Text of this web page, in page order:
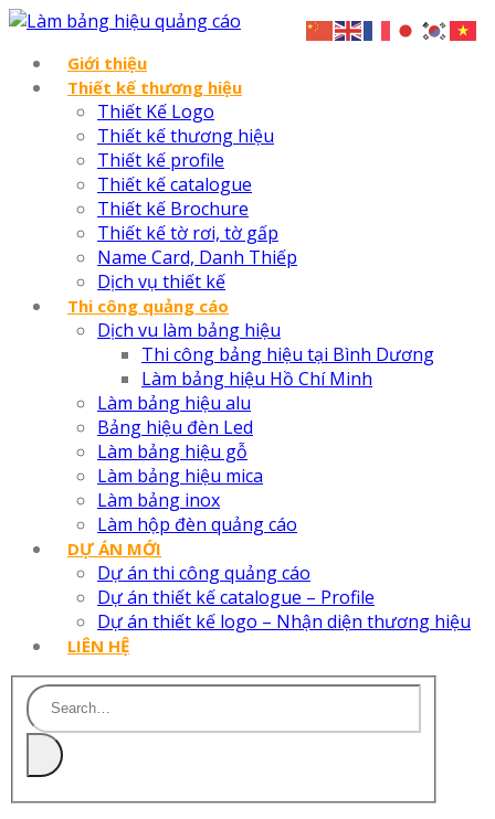
Giới thiệu
Thiết kế thương hiệu
Thiết Kế Logo
Thiết kế thương hiệu
Thiết kế profile
Thiết kế catalogue
Thiết kế Brochure
Thiết kế tờ rơi, tờ gấp
Name Card, Danh Thiếp
Dịch vụ thiết kế
Thi công quảng cáo
Dịch vu làm bảng hiệu
Thi công bảng hiệu tại Bình Dương
Làm bảng hiệu Hồ Chí Minh
Làm bảng hiệu alu
Bảng hiệu đèn Led
Làm bảng hiệu gỗ
Làm bảng hiệu mica
Làm bảng inox
Làm hộp đèn quảng cáo
DỰ ÁN MỚI
Dự án thi công quảng cáo
Dự án thiết kế catalogue – Profile
Dự án thiết kế logo – Nhận diện thương hiệu
LIÊN HỆ